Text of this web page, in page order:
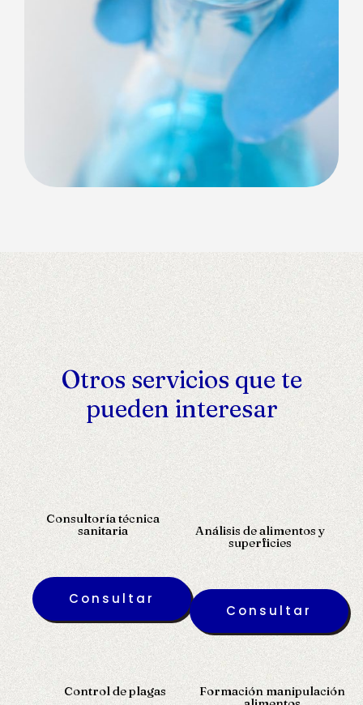
Otros servicios que te
pueden interesar
Consultoría técnica
sanitaria
Consultar
Análisis de alimentos y
superficies
Consultar
Control de plagas Formación manipulación